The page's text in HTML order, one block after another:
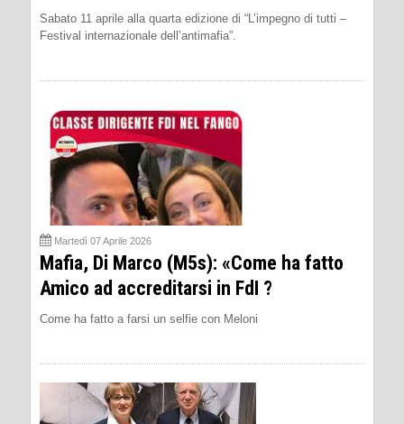
Sabato 11 aprile alla quarta edizione di “L’impegno di tutti –
Festival internazionale dell’antimafia”.
Martedì 07 Aprile 2026
Mafia, Di Marco (M5s): «Come ha fatto
Amico ad accreditarsi in FdI ?
Come ha fatto a farsi un selfie con Meloni